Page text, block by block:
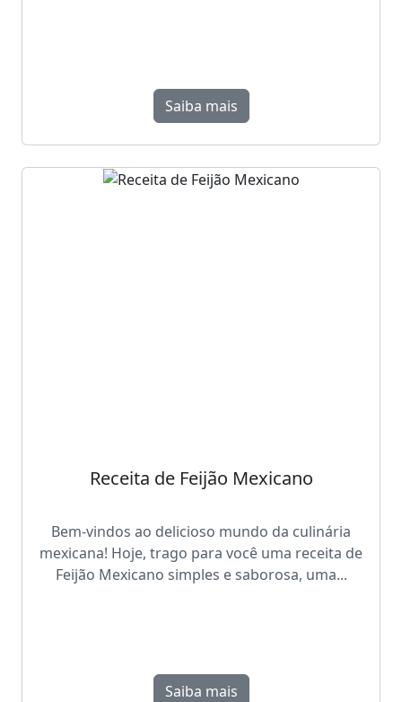
Saiba mais
Receita de Feijão Mexicano
Bem-vindos ao delicioso mundo da culinária
mexicana! Hoje, trago para você uma receita de
Feijão Mexicano simples e saborosa, uma...
Saiba mais